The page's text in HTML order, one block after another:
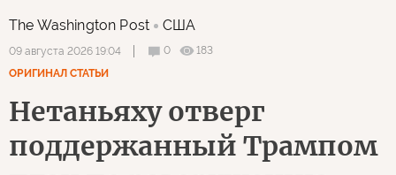
The Washington Post США
09 августа 2026 19:04 0
183
ОРИГИНАЛ СТАТЬИ
Нетаньяху отверг
поддержанный Трампом